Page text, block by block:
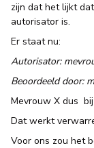
zijn dat het lijkt
autorisator is.
Er staat nu:
Autorisator:
Beoordeeld door:
Mevrouw X dus
Dat werkt
Voor ons zou het